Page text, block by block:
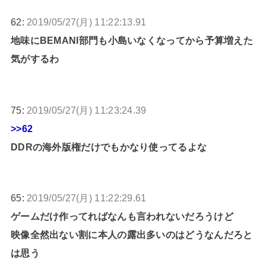
62: 2019/05/27(月) 11:22:13.91
地味にBEMANI部門も小島いなくなってから予算増えた
気がするわ
75: 2019/05/27(月) 11:23:24.39
>>62
DDRの海外版権だけでもかなり使ってるよな
65: 2019/05/27(月) 11:22:29.61
ゲームだけ作ってればなんも言われないだろうけど
映像全然出ない割に本人の露出多いのはどうなんだろと
は思う